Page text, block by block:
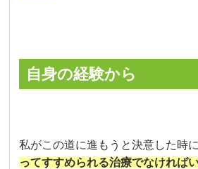
自身の経験から
私がこの道に進もうと決意した時に
ってすすめられる治療でなければ